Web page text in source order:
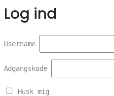
Log ind
Username
Adgangskode
Husk mig